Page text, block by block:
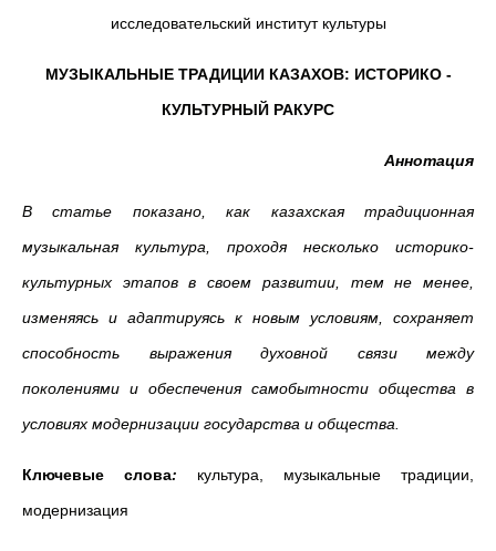
исследовательский институт культуры
МУЗЫКАЛЬНЫЕ ТРАДИЦИИ КАЗАХОВ: ИСТОРИКО -
КУЛЬТУРНЫЙ РАКУРС
Аннотация
В статье показано, как казахская традиционная
музыкальная культура, проходя несколько историко-
культурных этапов в своем развитии, тем не менее,
изменяясь и адаптируясь к новым условиям, сохраняет
способность выражения духовной связи между
поколениями и обеспечения самобытности общества в
условиях модернизации государства и общества
Ключевые слова:
культура, музыкальные традиции,
модернизация